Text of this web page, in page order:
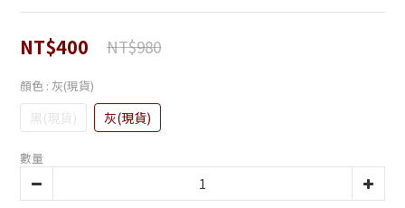
NT$400 NT$980
顏色 : 灰(現貨)
黑(現貨) 灰(現貨)
數量